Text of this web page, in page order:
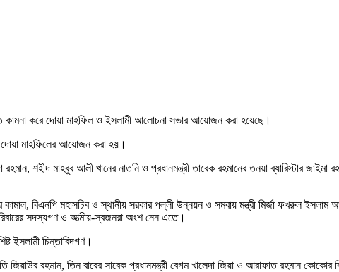
কামনা করে দোয়া মাহফিল ও ইসলামী আলোচনা সভার আয়োজন করা হয়েছে।
দোয়া মাহফিলের আয়োজন করা হয়।
রহমান, শহীদ মাহবুব আলী খানের নাতনি ও প্রধানমন্ত্রী তারেক রহমানের তনয়া ব্যারিস্টার
বিএনপি মহাসচিব ও স্থানীয় সরকার পল্লী উন্নয়ন ও সমবায় মন্ত্রী মির্জা ফখরুল ইসলাম
সদস্যগণ ও আত্মীয়-স্বজনরা অংশ নেন এতে।
ইসলামী চিন্তাবিদগণ।
রহমান, তিন বারের সাবেক প্রধানমন্ত্রী বেগম খালেদা জিয়া ও আরাফাত রহমান কোকোর